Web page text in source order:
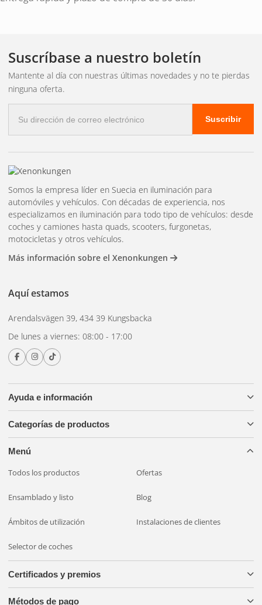
Suscríbase a nuestro boletín
Mantente al día con nuestras últimas novedades y no te pierdas
ninguna oferta.
electrónico
Suscribir
Ayuda e información
Categorías de productos
Menú
Todos los productos Ofertas
Ensamblado y listo Blog
Ámbitos de utilización Instalaciones de clientes
Selector de coches
Somos la empresa líder en Suecia en iluminación para
automóviles y vehículos. Con décadas de experiencia, nos
especializamos en iluminación para todo tipo de vehículos: desde
coches y camiones hasta quads, scooters, furgonetas,
motocicletas y otros vehículos.
Más información sobre el Xenonkungen
Aquí estamos
Arendalsvägen 39, 434 39 Kungsbacka
De lunes a viernes: 08:00 - 17:00
Certificados y premios
Métodos de pago